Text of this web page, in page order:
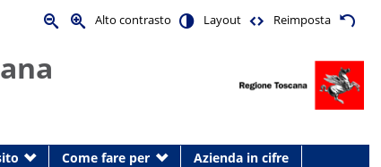
Alto contrasto Layout Reimposta
Come fare per
Azienda in cifre